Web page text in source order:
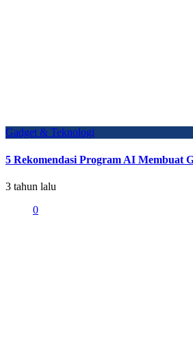
Gadget & Teknologi
5 Rekomendasi Program AI Membuat
3 tahun lalu
0